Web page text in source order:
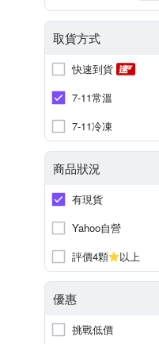
取貨方式
快速到貨
7-11常溫
7-11冷凍
商品狀況
有現貨
Yahoo自營
評價4顆
以上
優惠
挑戰低價